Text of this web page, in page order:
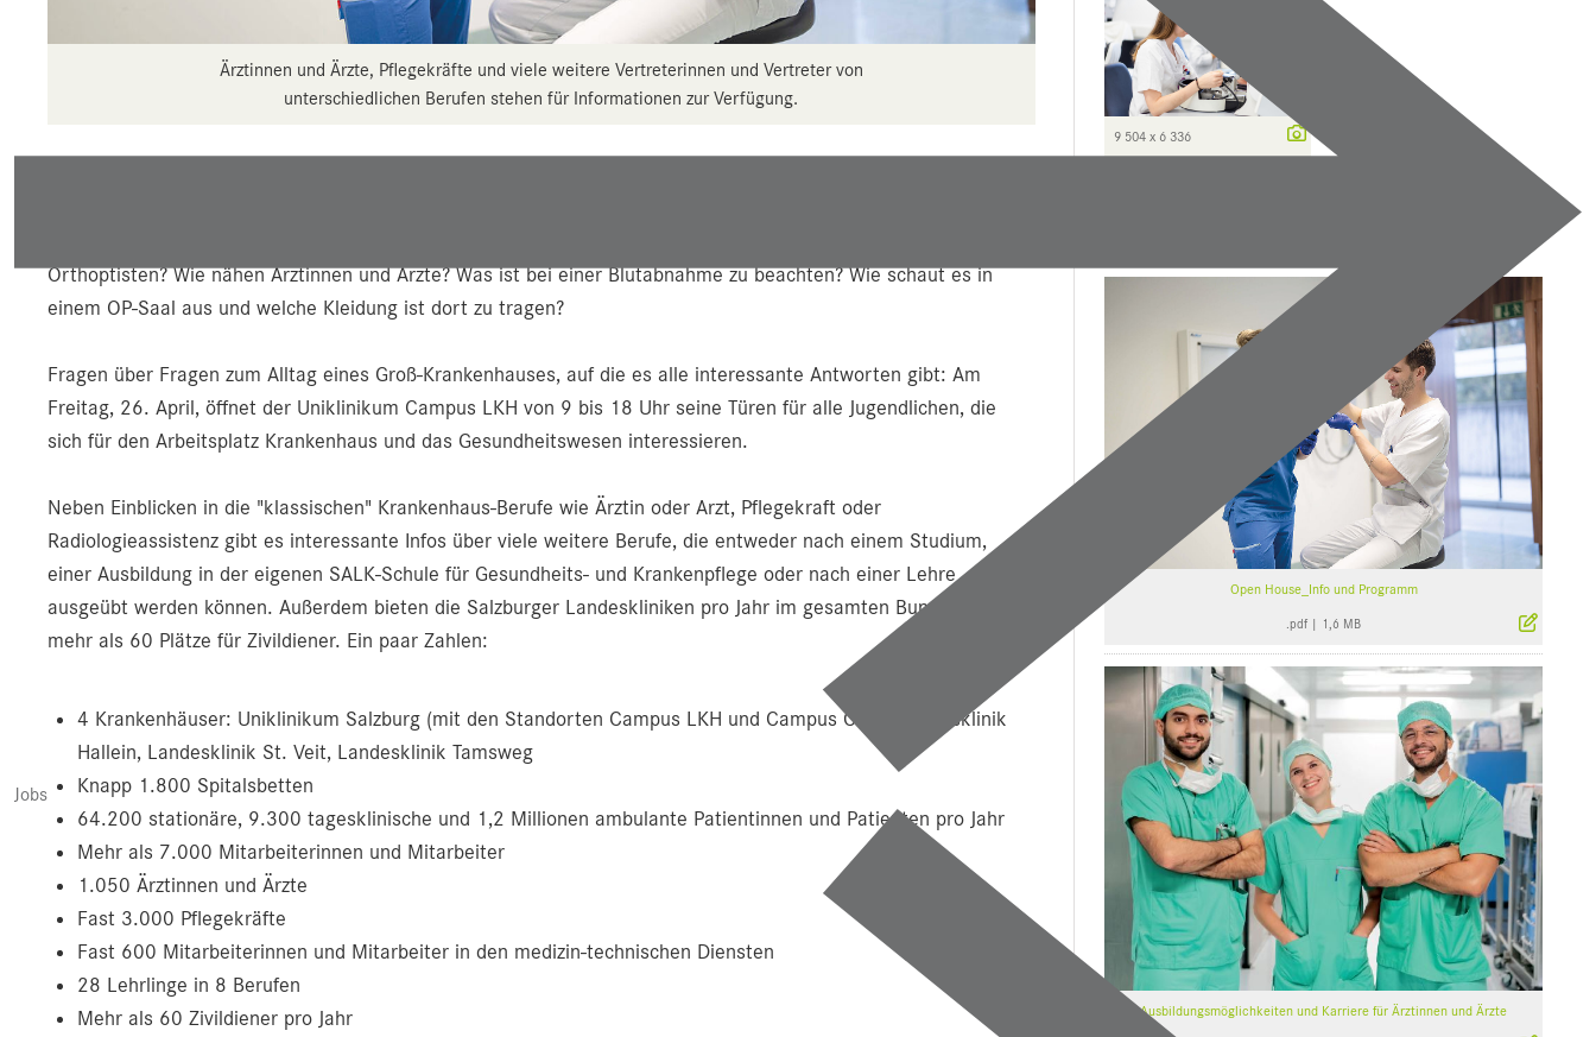
Jobs
Ärztinnen und Ärzte, Pflegekräfte und viele weitere Vertreterinnen und Vertreter von
unterschiedlichen Berufen stehen für Informationen zur Verfügung.
Orthoptisten? Wie nähen Ärztinnen und Ärzte? Was ist bei einer Blutabnahme zu beachten? Wie schaut es in
einem OP-Saal aus und welche Kleidung ist dort zu tragen?
Fragen über Fragen zum Alltag eines Groß-Krankenhauses, auf die es alle interessante Antworten gibt: Am
Freitag, 26. April, öffnet der Uniklinikum Campus LKH von 9 bis 18 Uhr seine Türen für alle Jugendlichen, die
sich für den Arbeitsplatz Krankenhaus und das Gesundheitswesen interessieren.
Neben Einblicken in die "klassischen" Krankenhaus-Berufe wie Ärztin oder Arzt, Pflegekraft oder
Radiologieassistenz gibt es interessante Infos über viele weitere Berufe, die entweder nach einem Studium,
einer Ausbildung in der eigenen SALK-Schule für Gesundheits- und Krankenpflege oder nach einer Lehre
ausgeübt werden können. Außerdem bieten die Salzburger Landeskliniken pro Jahr im gesamten Bundesland
mehr als 60 Plätze für Zivildiener. Ein paar Zahlen:
4 Krankenhäuser: Uniklinikum Salzburg (mit den Standorten Campus LKH und Campus CDK), Landesklinik
Hallein, Landesklinik St. Veit, Landesklinik Tamsweg
Knapp 1.800 Spitalsbetten
64.200 stationäre, 9.300 tagesklinische und 1,2 Millionen ambulante Patientinnen und Patienten pro Jahr
Mehr als 7.000 Mitarbeiterinnen und Mitarbeiter
1.050 Ärztinnen und Ärzte
Fast 3.000 Pflegekräfte
Fast 600 Mitarbeiterinnen und Mitarbeiter in den medizin-technischen Diensten
28 Lehrlinge in 8 Berufen
Mehr als 60 Zivildiener pro Jahr
9 504 x 6 336
Open House_Info und Programm
.pdf | 1,6 MB
Ausbildungsmöglichkeiten und Karriere für Ärztinnen und Ärzte